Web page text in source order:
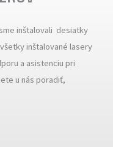
inštalovali desiatky
inštalované lasery
a asistenciu pri
u nás poradiť,